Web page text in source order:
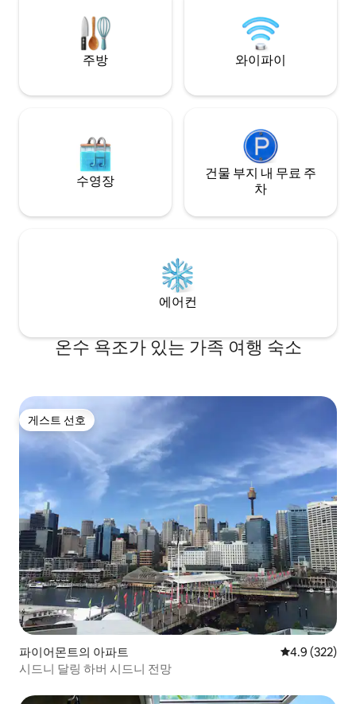
있는 위치에 있는 진정한 본다이 비치 숙소
(현지인처럼 살아보세요).
주방 와이파이
수영장
건물 부지 내 무료 주
차
에어컨
온수 욕조가 있는 가족 여행 숙소
게스트 선호
게스트 선호
파이어몬트의 아파트 평점 4.9점(5
4.9 (322)
시드니 달링 하버 시드니 전망